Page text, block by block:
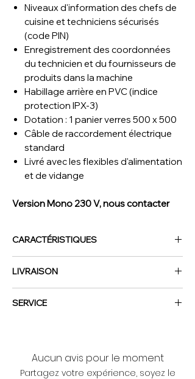
Niveaux d'information des chefs de
cuisine et techniciens sécurisés
(code PIN)
Enregistrement des coordonnées
du technicien et du fournisseurs de
produits dans la machine
Habillage arrière en PVC (indice
protection IPX-3)
Dotation : 1 panier verres 500 x 500
Câble de raccordement électrique
standard
Livré avec les flexibles d'alimentation
et de vidange
Version Mono 230 V, nous contacter
CARACTÉRISTIQUES
Version :Avec pompe de vidange
Panier :500 X 500
Hauteur maximale des verres :
Durée cycle :
120 sec.
Consommation eau/cycle : 2 L
LIVRAISON
SERVICE
assurons la livraison sur l’ensemble du
territoire français, rapidement et en toute
Aucun avis pour le moment
Partagez votre expérience, soyez le